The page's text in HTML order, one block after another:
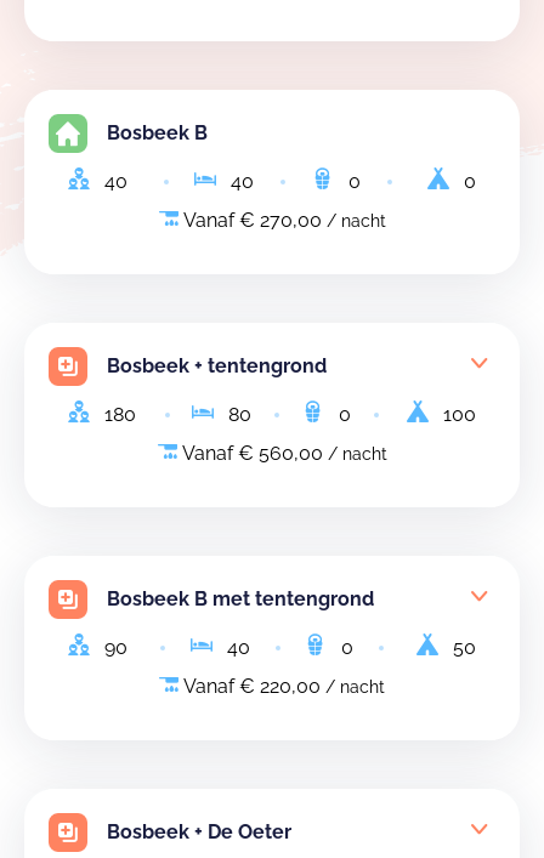
Bosbeek B
40 40 0
0
Vanaf € 270,00 / nacht
Bosbeek + tentengrond
180 80 0
100
Vanaf € 560,00 / nacht
Bosbeek B met tentengrond
90 40 0
50
Vanaf € 220,00 / nacht
Bosbeek + De Oeter